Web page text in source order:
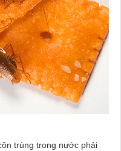
trùng trong nước phải